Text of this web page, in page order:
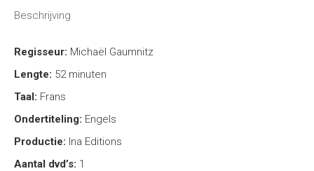
Beschrijving
Regisseur: Michaël Gaumnitz
Lengte: 52 minuten
Taal: Frans
Ondertiteling: Engels
Productie: Ina Editions
Aantal dvd’s: 1